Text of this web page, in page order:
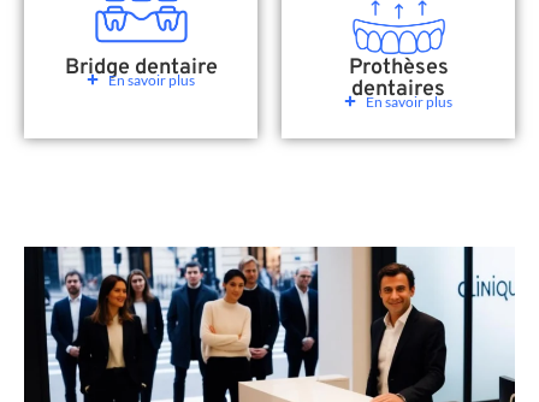
Bridge dentaire
En savoir plus Prothèses
dentaires
En savoir plus